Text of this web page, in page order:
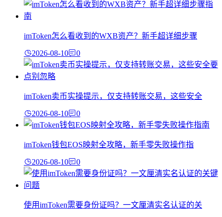
imToken怎么看收到的WXB资产？新手超详细步骤
2026-08-10 0
imToken卖币实操提示，仅支持转账交易，这些安全
2026-08-10 0
imToken钱包EOS映射全攻略，新手零失败操作指
2026-08-10 0
使用imToken需要身份证吗？一文厘清实名认证的关